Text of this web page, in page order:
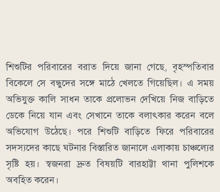
শিশুটির পরিবারের বরাত দিয়ে জানা গেছে, বৃহস্পতিবার
বিকেলে সে বন্ধুদের সঙ্গে মাঠে খেলতে গিয়েছিল। এ সময়
অভিযুক্ত কালি সাধন তাকে প্রলোভন দেখিয়ে নিজ বাড়িতে
ডেকে নিয়ে যান এবং সেখানে তাকে বলাৎকার করেন বলে
অভিযোগ উঠেছে। পরে শিশুটি বাড়িতে ফিরে পরিবারের
সদস্যদের কাছে ঘটনার বিস্তারিত জানালে এলাকায় চাঞ্চল্যের
সৃষ্টি হয়। স্বজনরা দ্রুত বিষয়টি বারহাট্টা থানা পুলিশকে
অবহিত করেন।